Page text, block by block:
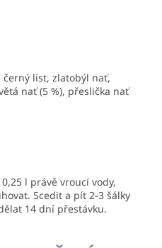
list, zlatobýl nať,
nať (5 %), přeslička nať
l právě vroucí vody,
Scedit a pít 2-3 šálky
14 dní přestávku.